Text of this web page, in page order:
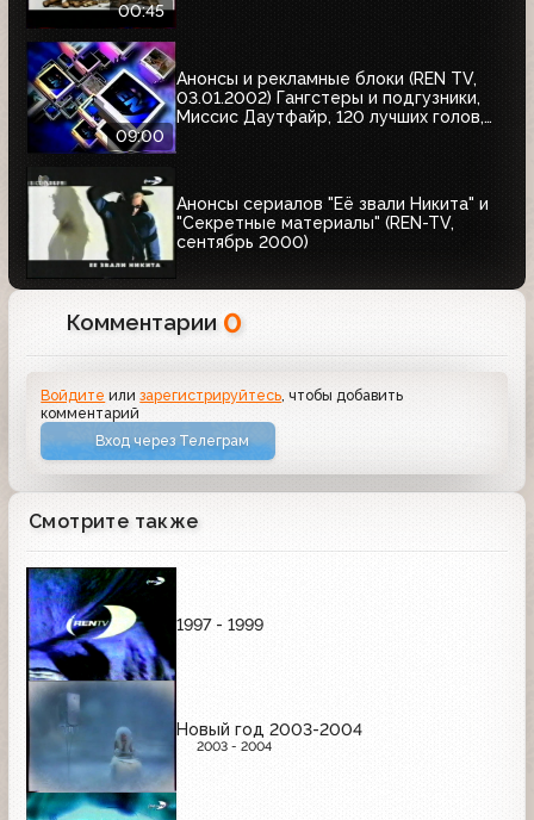
00:45
09:00
Анонсы и рекламные блоки (REN TV,
03.01.2002) Гангстеры и подгузники,
Миссис Даутфайр, 120 лучших голов,
Анонсы сериалов "Её звали Никита" и
"Секретные материалы" (REN-TV,
сентябрь 2000)
Комментарии 0
Войдите илизарегистрируйтесь , чтобы добавить
комментарий
Вход через Телеграм
Смотрите также
1997 - 1999
Новый год 2003-2004
2003 - 2004